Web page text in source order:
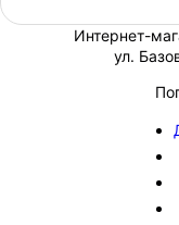
Интернет-
ул.